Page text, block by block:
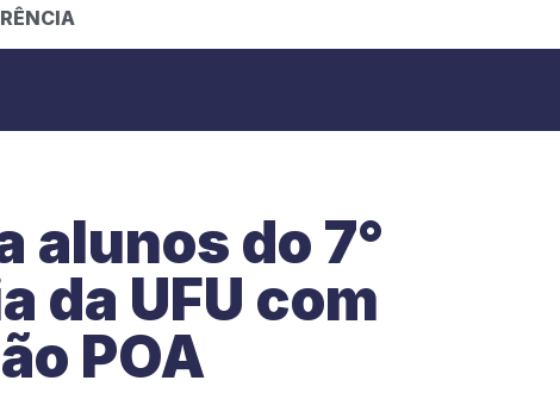
alunos do 7°
da UFU com
POA